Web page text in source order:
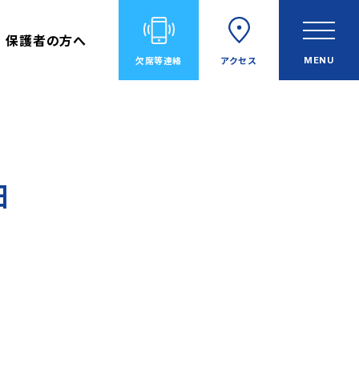
保護者の方へ
欠席等連絡 アクセス MENU